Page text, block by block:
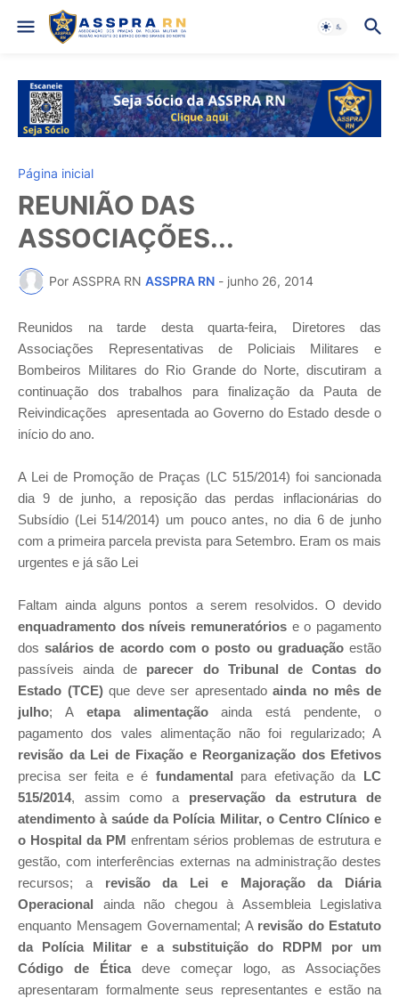
Página inicial
REUNIÃO DAS
ASSOCIAÇÕES...
Por ASSPRA RN ASSPRA RN - junho 26, 2014
Reunidos na tarde desta quarta-feira, Diretores das
Associações Representativas de Policiais Militares e
Bombeiros Militares do Rio Grande do Norte, discutiram a
continuação dos trabalhos para finalização da Pauta de
Reivindicações apresentada ao Governo do Estado desde o
início do ano.
A Lei de Promoção de Praças (LC 515/2014) foi sancionada
dia 9 de junho, a reposição das perdas inflacionárias do
Subsídio (Lei 514/2014) um pouco antes, no dia 6 de junho
com a primeira parcela prevista para Setembro. Eram os mais
urgentes e já são Lei
Faltam ainda alguns pontos a serem resolvidos. O devido
enquadramento dos níveis remuneratórios e o pagamento
dossalários de acordo com o posto ou graduaçãoestão
passíveis ainda de parecer do Tribunal de Contas do
Estado (TCE)que deve ser apresentadoainda no mês de
julho; A etapa alimentaçãoainda está pendente, o
pagamento dos vales alimentação não foi regularizado; A
revisão da Lei de Fixação e Reorganização dos Efetivos
precisa ser feita e é fundamental para efetivação da LC
515/2014, assim como a preservação da estrutura de
atendimento à saúde da Polícia Militar, o Centro Clínico e
o Hospital da PM enfrentam sérios problemas de estrutura e
gestão, com interferências externas na administração destes
recursos; a revisão da Lei e Majoração da Diária
Operacional ainda não chegou à Assembleia Legislativa
enquanto Mensagem Governamental; A revisão do Estatuto
da Polícia Militar e a substituição do RDPM por um
Código de Ética deve começar logo, as Associações
apresentaram formalmente seus representantes e estão na